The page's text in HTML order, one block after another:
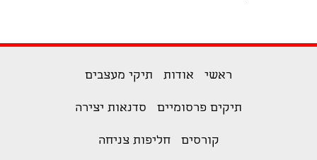
ראשי אודות תיקי מעצבים
תיקים פרסומיים סדנאות יצירה
קורסים חליפות צניחה